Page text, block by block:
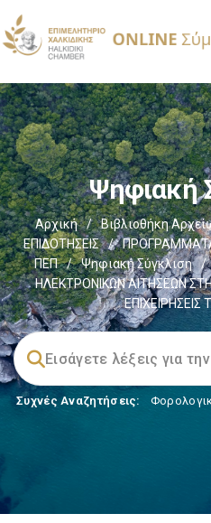
Ψηφιακή
Αρχική / Βιβλιοθήκη
ΕΠΙΔΟΤΗΣΕΙΣ
/
ΠΕΠ
/ Ψηφιακή Σύγκλιση /
ΗΛΕΚΤΡΟΝΙΚΩΝ ΑΙΤΗΣΕΩΝ ΣΤΗ
ΕΠΙΧΕΙΡΗΣΕΙΣ
Συχνές Αναζητήσεις: